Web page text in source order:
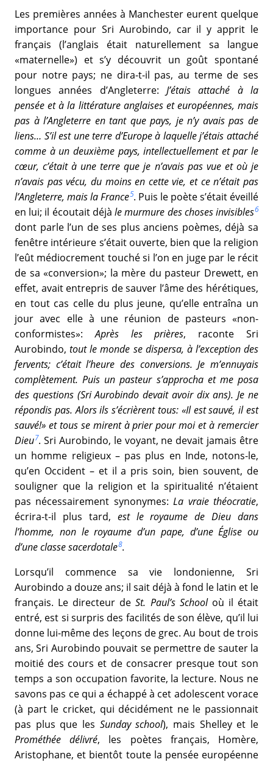
Les premières années à Manchester eurent quelque
importance pour Sri Aurobindo, car il y apprit le
français (l’anglais était naturellement sa langue
«maternelle») et s’y découvrit un goût spontané
pour notre pays; ne dira-t-il pas, au terme de ses
longues années d’Angleterre: J’étais attaché à la
pensée et à la littérature anglaises et européennes, mais
pas à l’Angleterre en tant que pays, je n’y avais pas de
liens… S’il est une terre d’Europe à laquelle j’étais attaché
comme à un deuxième pays, intellectuellement et par le
cœur, c’était à une terre que je n’avais pas vue et où je
n’avais pas vécu, du moins en cette vie, et ce n’était pas
l’Angleterre, mais la France5. Puis le poète s’était éveillé
en lui; il écoutait déjàle murmure des choses invisibles6
dont parle l’un de ses plus anciens poèmes, déjà sa
fenêtre intérieure s’était ouverte, bien que la religion
l’eût médiocrement touché si l’on en juge par le récit
de sa «conversion»; la mère du pasteur Drewett, en
effet, avait entrepris de sauver l’âme des hérétiques,
en tout cas celle du plus jeune, qu’elle entraîna un
jour avec elle à une réunion de pasteurs «non-
conformistes»:Après les prières, raconte Sri
Aurobindo,tout le monde se dispersa, à l’exception des
fervents; c’était l’heure des conversions. Je m’ennuyais
complètement. Puis un pasteur s’approcha et me posa
des questions (Sri Aurobindo devait avoir dix ans). Je ne
répondis pas. Alors ils s’écrièrent tous: «Il est sauvé, il est
sauvé!» et tous se mirent à prier pour moi et à remercier
Dieu7. Sri Aurobindo, le voyant, ne devait jamais être
un homme religieux – pas plus en Inde, notons-le,
qu’en Occident – et il a pris soin, bien souvent, de
souligner que la religion et la spiritualité n’étaient
pas nécessairement synonymes:La vraie théocratie,
écrira-t-il plus tard, est le royaume de Dieu dans
l’homme, non le royaume d’un pape, d’une Église ou
d’une classe sacerdotale8.
Lorsqu’il commence sa vie londonienne, Sri
Aurobindo a douze ans; il sait déjà à fond le latin et le
français. Le directeur deSt. Paul’s Schooloù il était
entré, est si surpris des facilités de son élève, qu’il lui
donne lui-même des leçons de grec. Au bout de trois
ans, Sri Aurobindo pouvait se permettre de sauter la
moitié des cours et de consacrer presque tout son
temps a son occupation favorite, la lecture. Nous ne
savons pas ce qui a échappé à cet adolescent vorace
(à part le cricket, qui décidément ne le passionnait
pas plus que les Sunday school), mais Shelley et le
Prométhée délivré, les poètes français, Homère,
Aristophane, et bientôt toute la pensée européenne